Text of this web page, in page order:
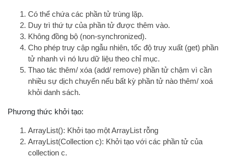
Có thể chứa các phần tử trùng lặp.
Duy trì thứ tự của phần tử được thêm vào.
Không đồng bộ (non-synchronized).
Cho phép truy cập ngẫu nhiên, tốc độ truy xuất (get) phần
tử nhanh vì nó lưu dữ liệu theo chỉ mục.
Thao tác thêm/ xóa (add/ remove) phần tử chậm vì cần
nhiều sự dịch chuyển nếu bất kỳ phần tử nào thêm/ xoá
khỏi danh sách.
Phương thức khởi tạo:
ArrayList(): Khởi tạo một ArrayList rỗng
ArrayList(Collection c): Khởi tạo với các phần tử của
collection c.